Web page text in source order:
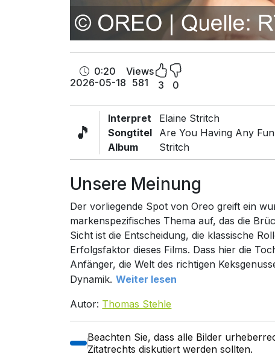
0:20
2026-05-18
Views
581
3 0
🎵
Interpret
Songtitel
Album
Elaine Stritch
Are You Having Any
Stritch
Unsere Meinung
Der vorliegende Spot von Oreo greift ein
markenspezifisches Thema auf, das die
Sicht ist die Entscheidung, die klassische
Erfolgsfaktor dieses Films. Dass hier die
Anfänger, die Welt des richtigen
Dynamik. Weiter lesen
Autor: Thomas Stehle
Beachten Sie, dass alle Bilder
Zitatrechts diskutiert werden sollten.